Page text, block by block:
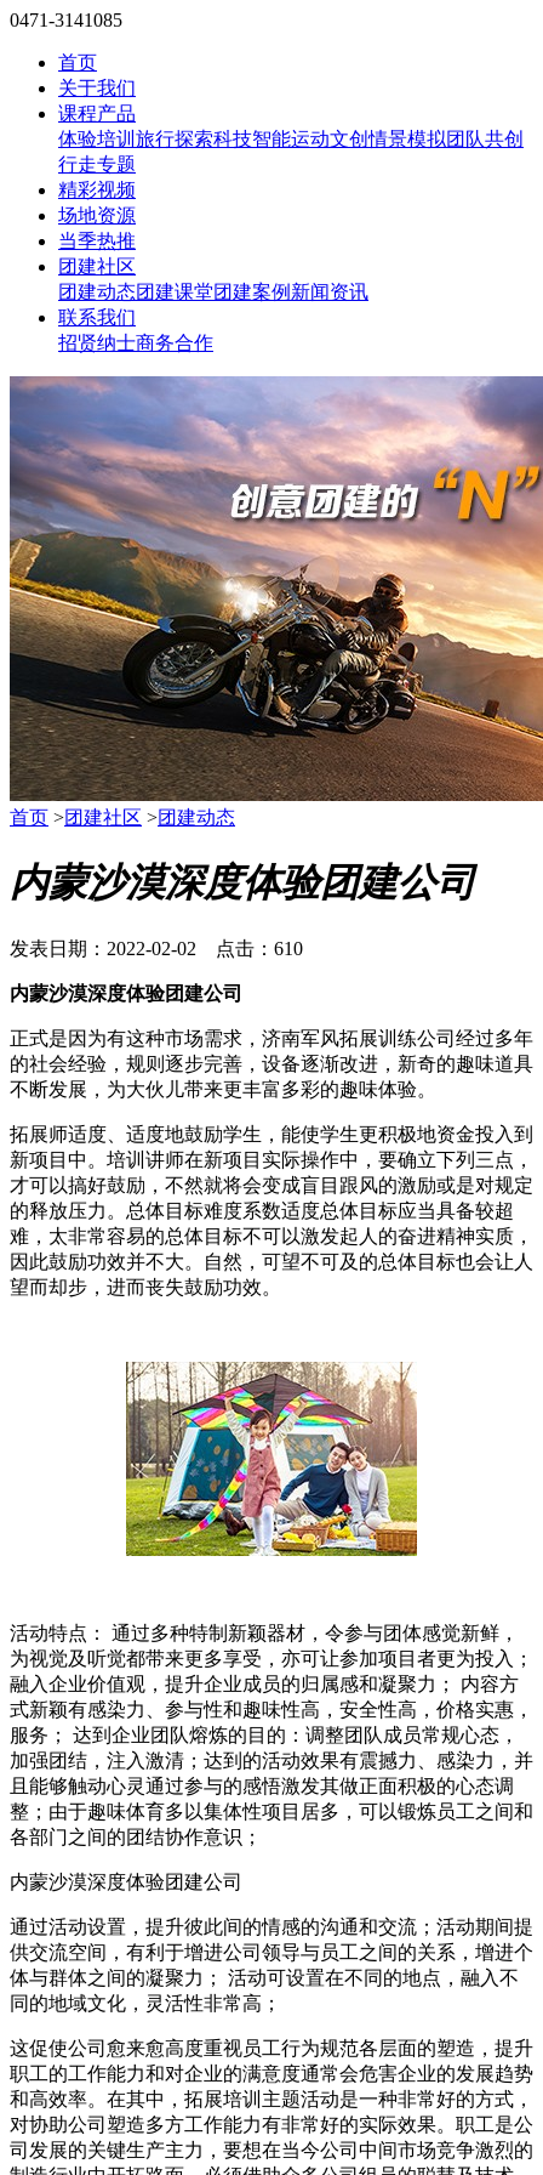
0471-3141085
首页
关于我们
课程产品
体验培训 旅行探索科技智能运动文创情景模拟团队共创
行走专题
精彩视频
场地资源
当季热推
团建社区
团建动态团建课堂团建案例 新闻资讯
联系我们
招贤纳士商务合作
首页 >团建社区 >团建动态
内蒙沙漠深度体验团建公司
发表日期：2022-02-02 点击：610
内蒙沙漠深度体验团建公司
正式是因为有这种市场需求，济南军风拓展训练公司经过多年
的社会经验，规则逐步完善，设备逐渐改进，新奇的趣味道具
不断发展，为大伙儿带来更丰富多彩的趣味体验。
拓展师适度、适度地鼓励学生，能使学生更积极地资金投入到
新项目中。培训讲师在新项目实际操作中，要确立下列三点，
才可以搞好鼓励，不然就将会变成盲目跟风的激励或是对规定
的释放压力。总体目标难度系数适度总体目标应当具备较超
难，太非常容易的总体目标不可以激发起人的奋进精神实质，
因此鼓励功效并不大。自然，可望不可及的总体目标也会让人
望而却步，进而丧失鼓励功效。
活动特点： 通过多种特制新颖器材，令参与团体感觉新鲜，
为视觉及听觉都带来更多享受，亦可让参加项目者更为投入；
融入企业价值观，提升企业成员的归属感和凝聚力； 内容方
式新颖有感染力、参与性和趣味性高，安全性高，价格实惠，
服务； 达到企业团队熔炼的目的：调整团队成员常规心态，
加强团结，注入激清；达到的活动效果有震撼力、感染力，并
且能够触动心灵通过参与的感悟激发其做正面积极的心态调
整；由于趣味体育多以集体性项目居多，可以锻炼员工之间和
各部门之间的团结协作意识；
内蒙沙漠深度体验团建公司
通过活动设置，提升彼此间的情感的沟通和交流；活动期间提
供交流空间，有利于增进公司领导与员工之间的关系，增进个
体与群体之间的凝聚力； 活动可设置在不同的地点，融入不
同的地域文化，灵活性非常高；
这促使公司愈来愈高度重视员工行为规范各层面的塑造，提升
职工的工作能力和对企业的满意度通常会危害企业的发展趋势
和高效率。在其中，拓展培训主题活动是一种非常好的方式，
对协助公司塑造多方工作能力有非常好的实际效果。职工是公
司发展的关键生产主力，要想在当今公司中间市场竞争激烈的